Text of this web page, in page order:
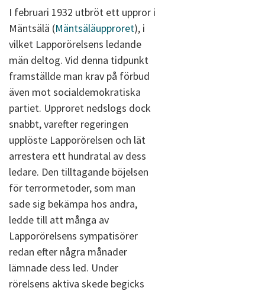
I februari 1932 utbröt ett uppror i
Mäntsälä (Mäntsäläupproret), i
vilket Lapporörelsens ledande
män deltog. Vid denna tidpunkt
framställde man krav på förbud
även mot socialdemokratiska
partiet. Upproret nedslogs dock
snabbt, varefter regeringen
upplöste Lapporörelsen och lät
arrestera ett hundratal av dess
ledare. Den tilltagande böjelsen
för terrormetoder, som man
sade sig bekämpa hos andra,
ledde till att många av
Lapporörelsens sympatisörer
redan efter några månader
lämnade dess led. Under
rörelsens aktiva skede begicks